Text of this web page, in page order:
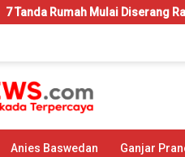
Diserang Rayap yang Sering
Anies Baswedan Ganjar